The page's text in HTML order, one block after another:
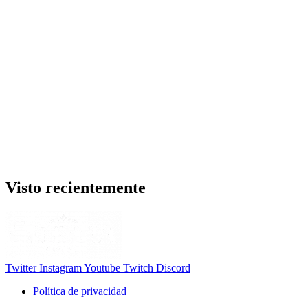
Visto recientemente
Twitter InstagramYoutube Twitch Discord
Política de privacidad